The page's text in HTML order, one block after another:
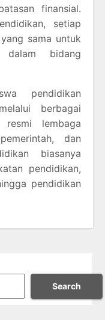
finansial.
setiap
sama untuk
dalam bidang
pendidikan
berbagai
lembaga
dan
biasanya
pendidikan,
pendidikan
Search